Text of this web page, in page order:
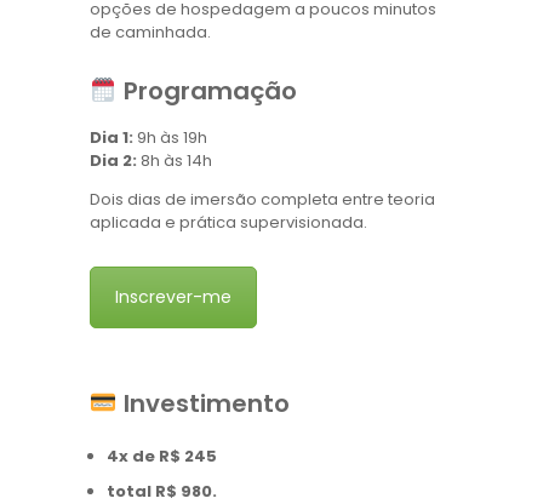
opções de hospedagem a poucos minutos
de caminhada.
Programação
Dia 1: 9h às 19h
Dia 2: 8h às 14h
Dois dias de imersão completa entre teoria
aplicada e prática supervisionada.
Inscrever-me
Investimento
4x de R$ 245
total R$ 980.